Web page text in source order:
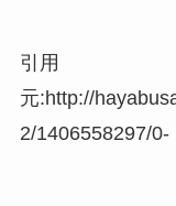
引用
元:http://
2/1406558297/0-